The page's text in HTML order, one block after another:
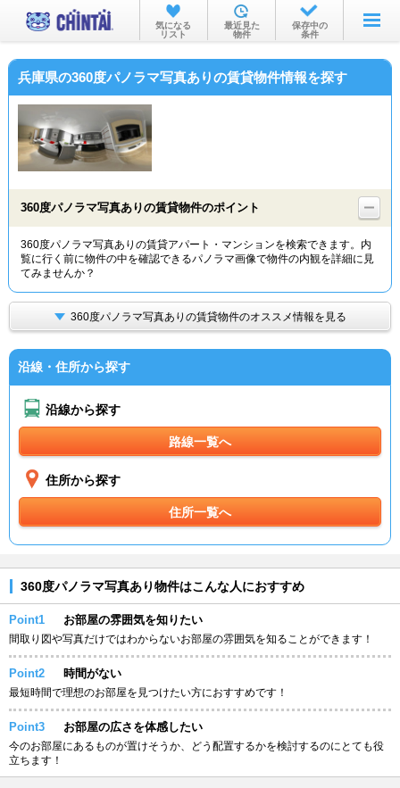
お部屋を探す
沿線・駅から
物件特集から
TOP
気になる
リスト
最近見た
物件
保存中の
条件
兵庫県の360度パノラマ写真ありの賃貸物件情報を探す
360度パノラマ写真ありの賃貸物件のポイント
360度パノラマ写真ありの賃貸アパート・マンションを検索できます。内
覧に行く前に物件の中を確認できるパノラマ画像で物件の内観を詳細に見
てみませんか？
360度パノラマ写真ありの賃貸物件のオススメ情報を見る
沿線・住所から探す
沿線から探す
路線一覧へ
住所から探す
住所一覧へ
360度パノラマ写真あり物件はこんな人におすすめ
Point1 お部屋の雰囲気を知りたい
間取り図や写真だけではわからないお部屋の雰囲気を知ることができます！
Point2 時間がない
最短時間で理想のお部屋を見つけたい方におすすめです！
Point3 お部屋の広さを体感したい
今のお部屋にあるものが置けそうか、どう配置するかを検討するのにとても役
立ちます！